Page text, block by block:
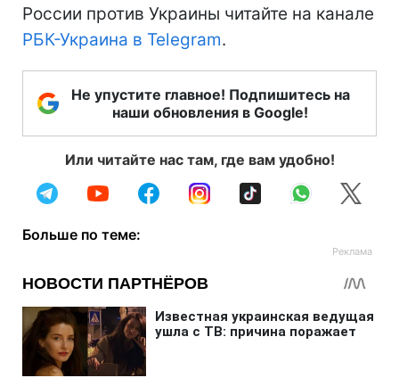
России против Украины читайте на канале
РБК-Украина в Telegram.
Не упустите главное! Подпишитесь на
наши обновления в Google!
Или читайте нас там, где вам удобно!
Больше по теме: